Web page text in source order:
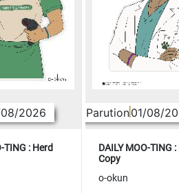
2026
TING : Herd
Parution01/08/
DAILY MOO-TING :
Copy
o-okun